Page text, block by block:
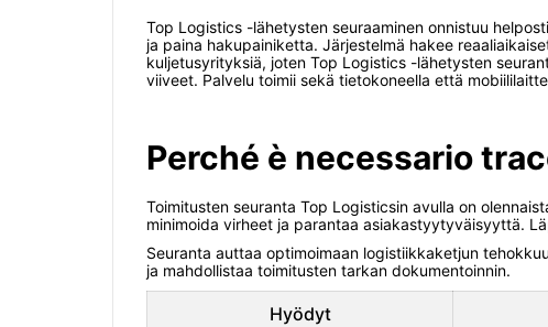
Top Logistics -lähetysten seuraaminen onnistuu
ja paina hakupainiketta. Järjestelmä hakee
kuljetusyrityksiä, joten Top Logistics -lähetysten
viiveet. Palvelu toimii sekä tietokoneella että
Perché è necessario
Toimitusten seuranta Top Logisticsin avulla on
minimoida virheet ja parantaa asiakastyytyväisyyttä.
Seuranta auttaa optimoimaan logistiikkaketjun
ja mahdollistaa toimitusten tarkan dokumentoinnin.
Hyödyt